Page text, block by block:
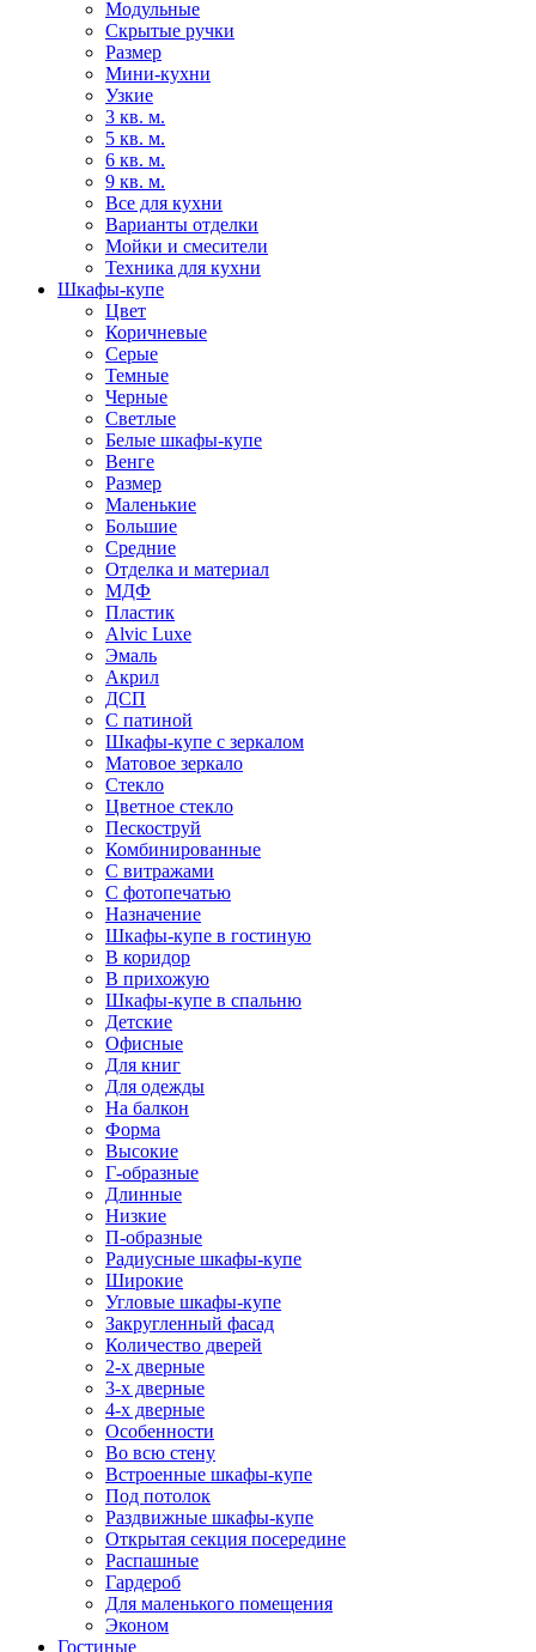
Модульные
Скрытые ручки
Размер
Мини-кухни
Узкие
3 кв. м.
5 кв. м.
6 кв. м.
9 кв. м.
Все для кухни
Варианты отделки
Мойки и смесители
Техника для кухни
Шкафы-купе
Цвет
Коричневые
Серые
Темные
Черные
Светлые
Белые шкафы-купе
Венге
Размер
Маленькие
Большие
Средние
Отделка и материал
МДФ
Пластик
Alvic Luxe
Эмаль
Акрил
ДСП
С патиной
Шкафы-купе с зеркалом
Матовое зеркало
Стекло
Цветное стекло
Пескоструй
Комбинированные
С витражами
С фотопечатью
Назначение
Шкафы-купе в гостиную
В коридор
В прихожую
Шкафы-купе в спальню
Детские
Офисные
Для книг
Для одежды
На балкон
Форма
Высокие
Г-образные
Длинные
Низкие
П-образные
Радиусные шкафы-купе
Широкие
Угловые шкафы-купе
Закругленный фасад
Количество дверей
2-х дверные
3-х дверные
4-х дверные
Особенности
Во всю стену
Встроенные шкафы-купе
Под потолок
Раздвижные шкафы-купе
Открытая секция посередине
Распашные
Гардероб
Для маленького помещения
Эконом
Гостиные